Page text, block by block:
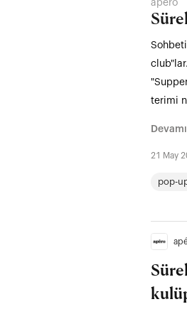
terimi
21 May
pop-